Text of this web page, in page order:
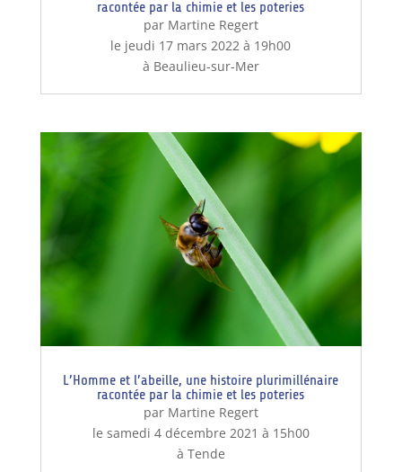
racontée par la chimie et les poteries
par Martine Regert
le jeudi 17 mars 2022 à 19h00
à Beaulieu-sur-Mer
L’Homme et l’abeille, une histoire plurimillénaire
racontée par la chimie et les poteries
par Martine Regert
le samedi 4 décembre 2021 à 15h00
à Tende